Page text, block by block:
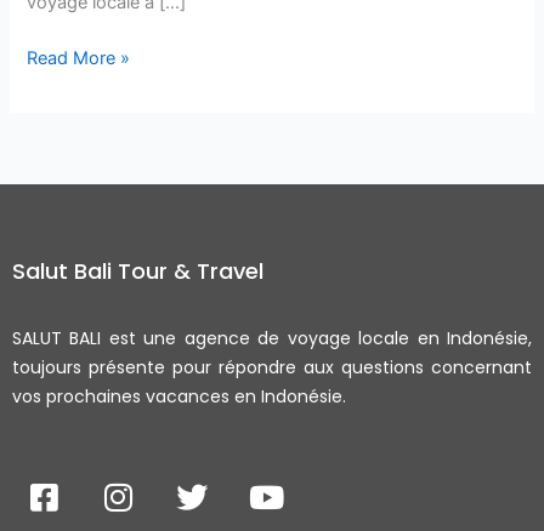
Read More »
Salut Bali Tour & Travel
SALUT BALI est une agence de voyage locale en Indonésie,
toujours présente pour répondre aux questions concernant
vos prochaines vacances en Indonésie.
F
a
I
n
T
w
Y
o